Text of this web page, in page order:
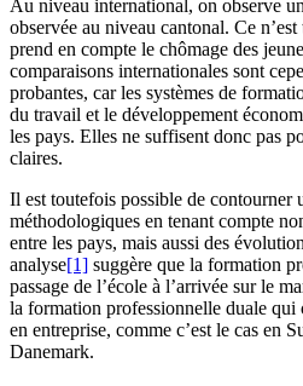
Au niveau international, on observe
observée au niveau cantonal. Ce
prend en compte le chômage des
comparaisons internationales sont
probantes, car les systèmes de
du travail et le développement
les pays. Elles ne suffisent donc pas
claires.
Il est toutefois possible de contourner
méthodologiques en tenant compte
entre les pays, mais aussi des
analyse[1] suggère que la formation
passage de l’école à l’arrivée sur le
la formation professionnelle duale qui
en entreprise, comme c’est le cas en
Danemark.